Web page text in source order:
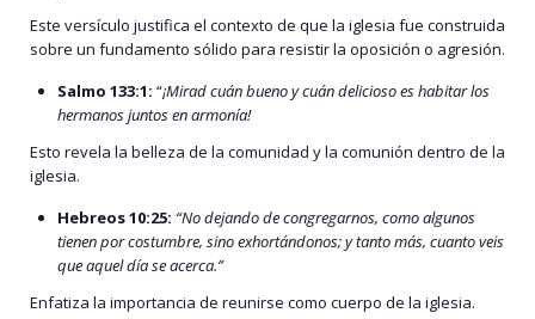
Este versículo justifica el contexto de que la iglesia fue construida
sobre un fundamento sólido para resistir la oposición o agresión.
Salmo 133:1: “¡Mirad cuán bueno y cuán delicioso es habitar los
hermanos juntos en armonía!
Esto revela la belleza de la comunidad y la comunión dentro de la
iglesia.
Hebreos 10:25: “No dejando de congregarnos, como algunos
tienen por costumbre, sino exhortándonos; y tanto más, cuanto veis
que aquel día se acerca.”
Enfatiza la importancia de reunirse como cuerpo de la iglesia.